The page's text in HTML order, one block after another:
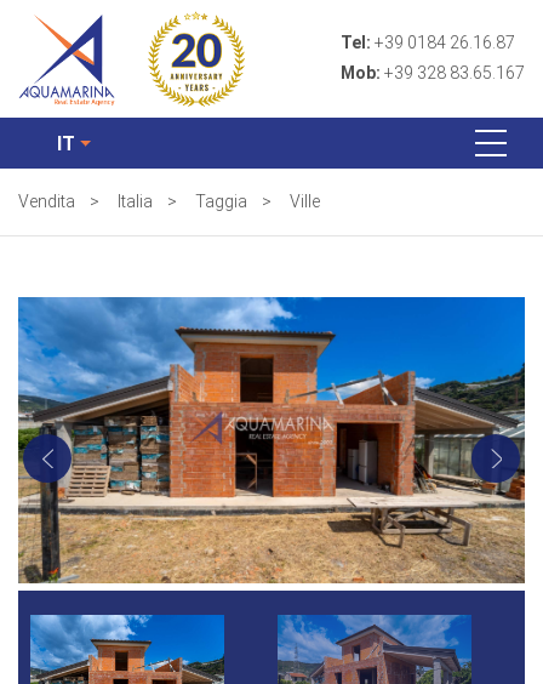
Tel: +39 0184 26.16.87
Mob: +39 328 83.65.167
IT
Vendita > Italia > Taggia > Ville